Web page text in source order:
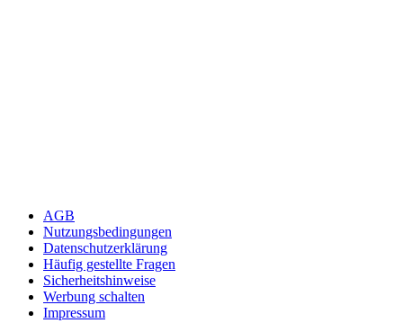
AGB
Nutzungsbedingungen
Datenschutzerklärung
Häufig gestellte Fragen
Sicherheitshinweise
Werbung schalten
Impressum